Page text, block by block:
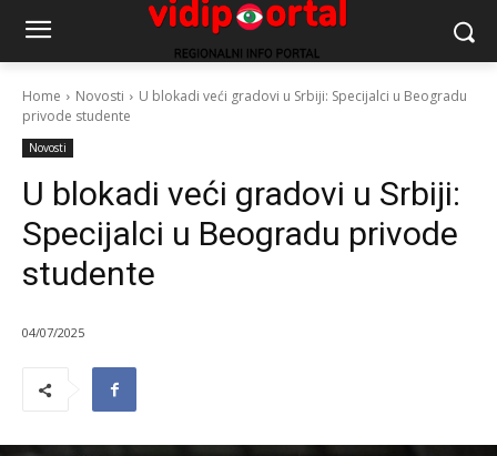
Home Novosti
U blokadi veći gradovi u Srbiji: Specijalci u Beogradu
privode studente
Novosti
U blokadi veći gradovi u Srbiji:
Specijalci u Beogradu privode
studente
04/07/2025